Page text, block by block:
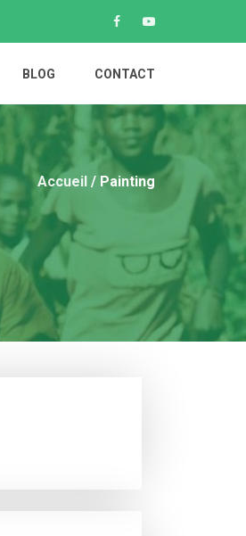
BLOG CONTACT
Accueil / Painting